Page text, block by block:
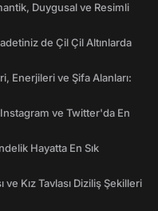
Duygusal ve Resimli
de Çil Çil Altınlarda
Enerjileri ve Şifa Alanları:
ve Twitter'da En
Hayatta En Sık
ve Kız Tavlası Diziliş Şekilleri